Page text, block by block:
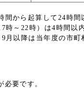
間から起算して24時
時～22時）は4時間以
月以降は当年度の市町
要です。